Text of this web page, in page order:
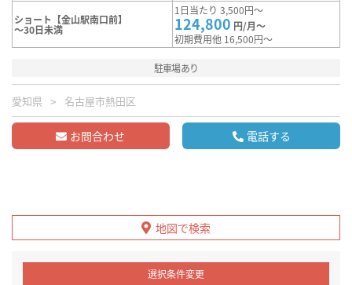
ショート【金山駅南口前】
～30日未満
1日当たり 3,500円～
124,800 円/月～
初期費用他 16,500円～
駐車場あり
愛知県 名古屋市熱田区
お問合わせ 電話する
地図で検索
選択条件変更